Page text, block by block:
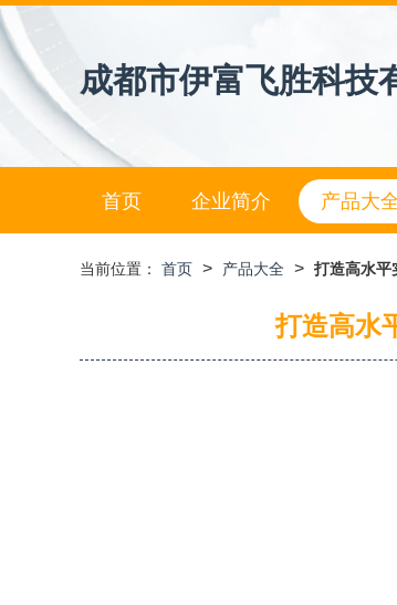
成都市伊富飞胜科技
首页 企业简介 产品大
当前位置： 首页 > 产品大全 > 打造高水平
打造高水